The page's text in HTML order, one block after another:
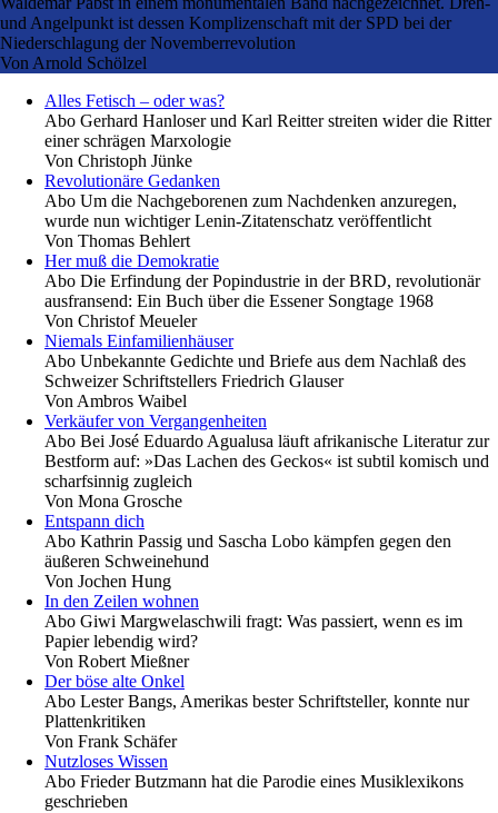
und Angelpunkt ist dessen Komplizenschaft mit der SPD bei der
Niederschlagung der Novemberrevolution
Von Arnold Schölzel
Alles Fetisch – oder was?
Abo Gerhard Hanloser und Karl Reitter streiten wider die Ritter
einer schrägen Marxologie
Von Christoph Jünke
Revolutionäre Gedanken
Abo Um die Nachgeborenen zum Nachdenken anzuregen,
wurde nun wichtiger Lenin-Zitatenschatz veröffentlicht
Von Thomas Behlert
Her muß die Demokratie
Abo Die Erfindung der Popindustrie in der BRD, revolutionär
ausfransend: Ein Buch über die Essener Songtage 1968
Von Christof Meueler
Niemals Einfamilienhäuser
Abo Unbekannte Gedichte und Briefe aus dem Nachlaß des
Schweizer Schriftstellers Friedrich Glauser
Von Ambros Waibel
Verkäufer von Vergangenheiten
Abo Bei José Eduardo Agualusa läuft afrikanische Literatur zur
Bestform auf: »Das Lachen des Geckos« ist subtil komisch und
scharfsinnig zugleich
Von Mona Grosche
Entspann dich
Abo Kathrin Passig und Sascha Lobo kämpfen gegen den
äußeren Schweinehund
Von Jochen Hung
In den Zeilen wohnen
Abo Giwi Margwelaschwili fragt: Was passiert, wenn es im
Papier lebendig wird?
Von Robert Mießner
Der böse alte Onkel
Abo Lester Bangs, Amerikas bester Schriftsteller, konnte nur
Plattenkritiken
Von Frank Schäfer
Nutzloses Wissen
Abo Frieder Butzmann hat die Parodie eines Musiklexikons
geschrieben